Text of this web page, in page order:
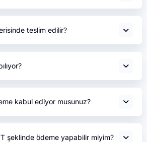
teslim edilir?
kabul ediyor musunuz?
şeklinde ödeme yapabilir miyim?